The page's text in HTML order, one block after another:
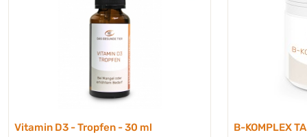
Vitamin D3 - Tropfen - 30 ml
B-KOMPLEX